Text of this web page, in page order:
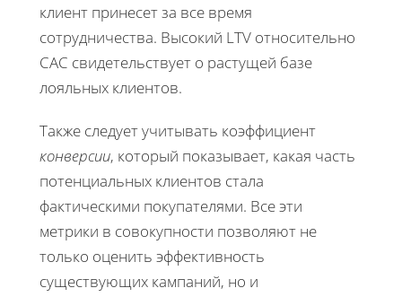
клиент принесет за все время
сотрудничества. Высокий LTV относительно
CAC свидетельствует о растущей базе
лояльных клиентов.
Также следует учитывать коэффициент
конверсии, который показывает, какая часть
потенциальных клиентов стала
фактическими покупателями. Все эти
метрики в совокупности позволяют не
только оценить эффективность
существующих кампаний, но и